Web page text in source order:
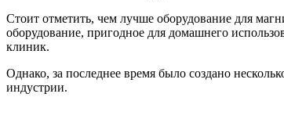
Стоит отметить, чем лучше оборудование для
оборудование, пригодное для домашнего
клиник.
Однако, за последнее время было создано
индустрии.